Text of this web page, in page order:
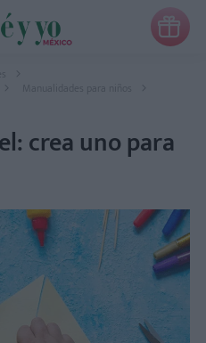

Manualidades para niños
crea uno para